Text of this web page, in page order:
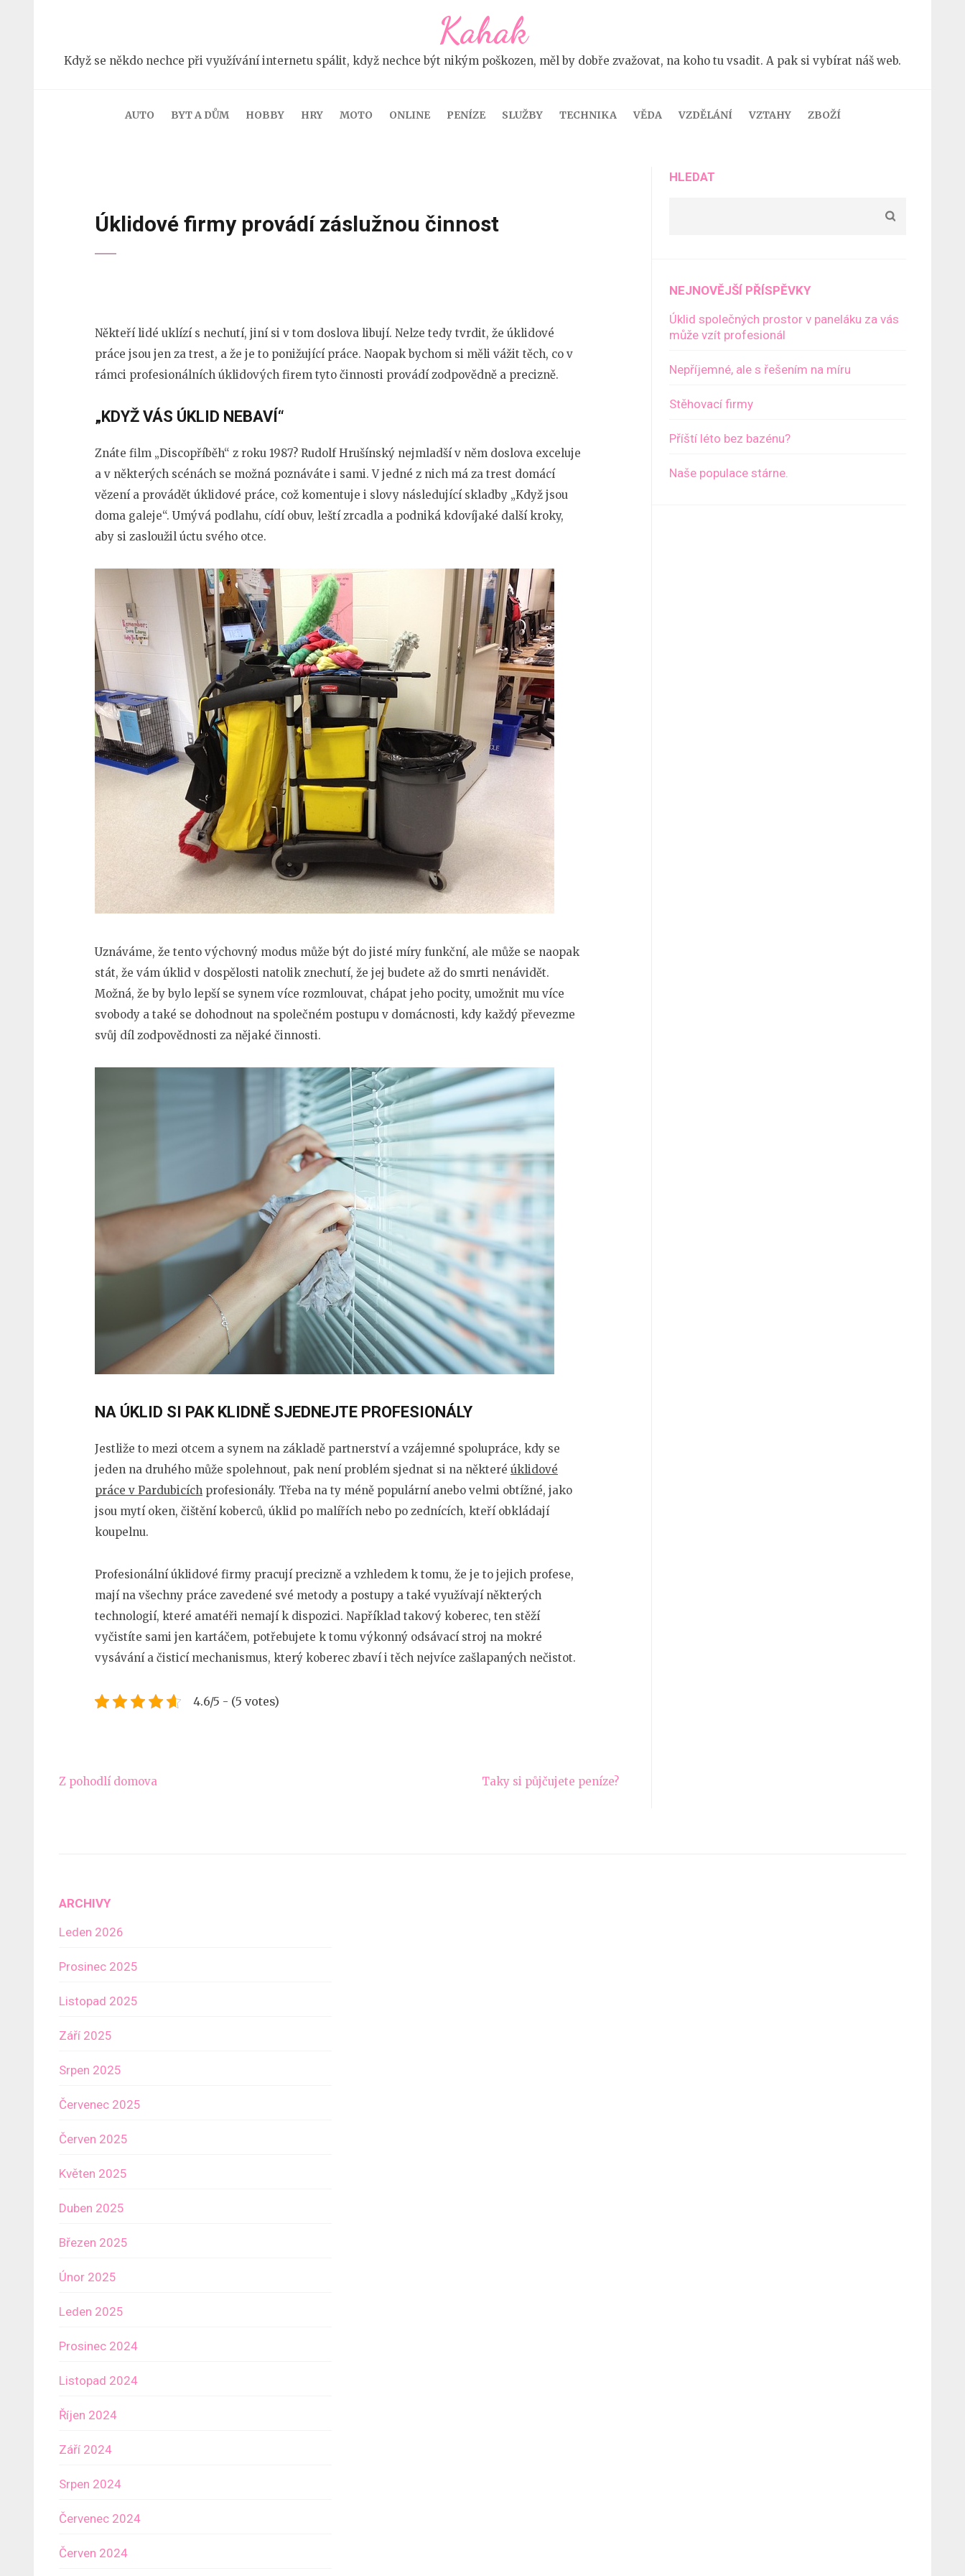
(stiskněte
Kahak
Když se někdo nechce při využívání internetu spálit, když nechce být nikým poškozen, měl by dobře zvažovat, na koho tu vsadit. A pak si vybírat náš web.
AUTO BYT A DŮM HOBBY HRY MOTO ONLINE PENÍZE SLUŽBY TECHNIKA VĚDA VZDĚLÁNÍ VZTAHY ZBOŽÍ
Úklidové firmy provádí záslužnou činnost
Někteří lidé uklízí s nechutí, jiní si v tom doslova libují. Nelze tedy tvrdit, že úklidové
práce jsou jen za trest, a že je to ponižující práce. Naopak bychom si měli vážit těch, co v
rámci profesionálních úklidových firem tyto činnosti provádí zodpovědně a precizně.
„KDYŽ VÁS ÚKLID NEBAVÍ“
Znáte film „Discopříběh“ z roku 1987? Rudolf Hrušínský nejmladší v něm doslova exceluje
a v některých scénách se možná poznáváte i sami. V jedné z nich má za trest domácí
vězení a provádět úklidové práce, což komentuje i slovy následující skladby „Když jsou
doma galeje“. Umývá podlahu, cídí obuv, leští zrcadla a podniká kdovíjaké další kroky,
aby si zasloužil úctu svého otce.
Uznáváme, že tento výchovný modus může být do jisté míry funkční, ale může se naopak
stát, že vám úklid v dospělosti natolik znechutí, že jej budete až do smrti nenávidět.
Možná, že by bylo lepší se synem více rozmlouvat, chápat jeho pocity, umožnit mu více
svobody a také se dohodnout na společném postupu v domácnosti, kdy každý převezme
svůj díl zodpovědnosti za nějaké činnosti.
NA ÚKLID SI PAK KLIDNĚ SJEDNEJTE PROFESIONÁLY
Jestliže to mezi otcem a synem na základě partnerství a vzájemné spolupráce, kdy se
jeden na druhého může spolehnout, pak není problém sjednat si na některé úklidové
práce v Pardubicích profesionály. Třeba na ty méně populární anebo velmi obtížné, jako
jsou mytí oken, čištění koberců, úklid po malířích nebo po zednících, kteří obkládají
koupelnu.
Profesionální úklidové firmy pracují precizně a vzhledem k tomu, že je to jejich profese,
mají na všechny práce zavedené své metody a postupy a také využívají některých
technologií, které amatéři nemají k dispozici. Například takový koberec, ten stěží
vyčistíte sami jen kartáčem, potřebujete k tomu výkonný odsávací stroj na mokré
vysávání a čisticí mechanismus, který koberec zbaví i těch nejvíce zašlapaných nečistot.
4.6/5 - (5 votes)
Navigace
Z pohodlí domova Taky si půjčujete peníze?
HLEDAT
NEJNOVĚJŠÍ PŘÍSPĚVKY
Úklid společných prostor v paneláku za vás
může vzít profesionál
Nepříjemné, ale s řešením na míru
Stěhovací firmy
Příští léto bez bazénu?
Naše populace stárne.
ARCHIVY
Leden 2026
Prosinec 2025
Listopad 2025
Září 2025
Srpen 2025
Červenec 2025
Červen 2025
Květen 2025
Duben 2025
Březen 2025
Únor 2025
Leden 2025
Prosinec 2024
Listopad 2024
Říjen 2024
Září 2024
Srpen 2024
Červenec 2024
Červen 2024